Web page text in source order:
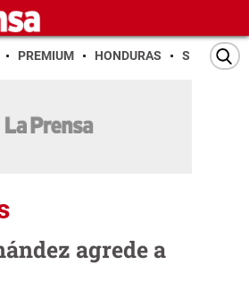
PREMIUM HONDURAS SAN PEDRO
agrede a